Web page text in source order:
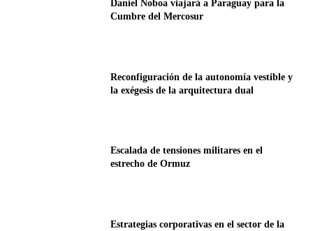
Daniel Noboa viajará a Paraguay para la
Cumbre del Mercosur
Reconfiguración de la autonomía vestible y
la exégesis de la arquitectura dual
Escalada de tensiones militares en el
estrecho de Ormuz
Estrategias corporativas en el sector de la